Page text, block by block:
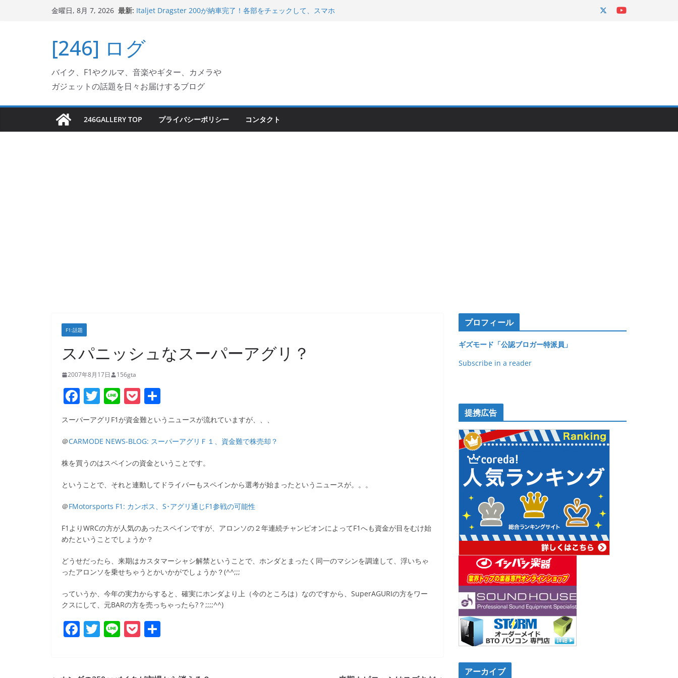
キ
プ
金曜日, 8月 7, 2026 最新: Italjet Dragster 200が納車完了！各部をチェックして、スマホ
Ken Block 逝去
岩手県奥州市へのふるさと納税で KGR HARMONY 南部鉄器エ
Italjet Dragster 200のフロントISSサスの動きが判ったらコーナ
リングが楽しくなった
[246] ログ
バイク、F1やクルマ、音楽やギター、カメラや
ガジェットの話題を日々お届けするブログ
246GALLERY TOP プライバシーポリシー コンタクト
F1:話題
スパニッシュなスーパーアグリ？
2007年8月17日 156gta
F
a
c
e
b
o
o
k
T
w
itt
er
Li
n
e
P
o
ck
et
有
スーパーアグリF1が資金難というニュースが流れていますが、、、
＠CARMODE NEWS-BLOG: スーパーアグリＦ１、資金難で株売却？
株を買うのはスペインの資金ということです。
ということで、それと連動してドライバーもスペインから選考が始まったというニュースが。。。
＠FMotorsports F1: カンポス、S･アグリ通じF1参戦の可能性
F1よりWRCの方が人気のあったスペインですが、アロンソの２年連続チャンピオンによってF1へも資金が目をむけ始
めたということでしょうか？
どうせだったら、来期はカスタマーシャシ解禁ということで、ホンダとまったく同一のマシンを調達して、浮いちゃ
ったアロンソを乗せちゃうとかいかがでしょうか？(^^;;;
っていうか、今年の実力からすると、確実にホンダより上（今のところは）なのですから、SuperAGURIの方をワー
クスにして、元BARの方を売っちゃったら?？;;;;^^)
F T Li P
プロフィール
ギズモード「公認ブロガー特派員」
Subscribe in a reader
提携広告
アーカイブ